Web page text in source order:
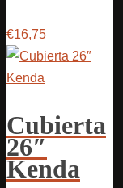
€16,75
Cubierta
26″
Kenda